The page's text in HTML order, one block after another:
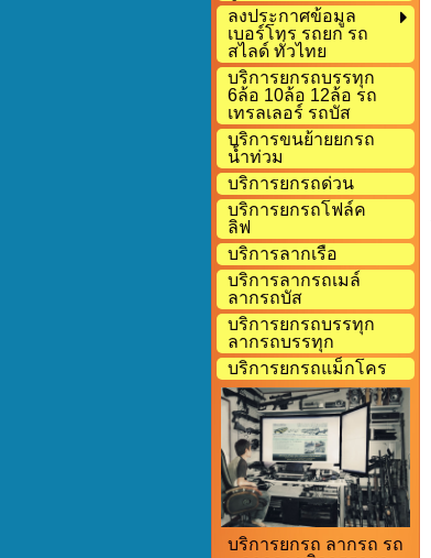
ลงประกาศข้อมูล
เบอร์โทร รถยก รถ
สไลด์ ทั่วไทย
บริการยกรถบรรทุก
6ล้อ 10ล้อ 12ล้อ รถ
เทรลเลอร์ รถบัส
บริการขนย้ายยกรถ
น้ำท่วม
บริการยกรถด่วน
บริการยกรถโฟล์ค
ลิฟ
บริการลากเรือ
บริการลากรถเมล์
ลากรถบัส
บริการยกรถบรรทุก
ลากรถบรรทุก
บริการยกรถแม็กโคร
บริการยกรถ ลากรถ รถ